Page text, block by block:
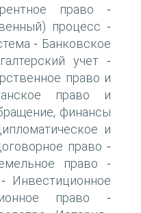
право -
процесс -
- Банковское
учет -
право и
право и
финансы
и
право -
право -
-
Инвестиционное
право -